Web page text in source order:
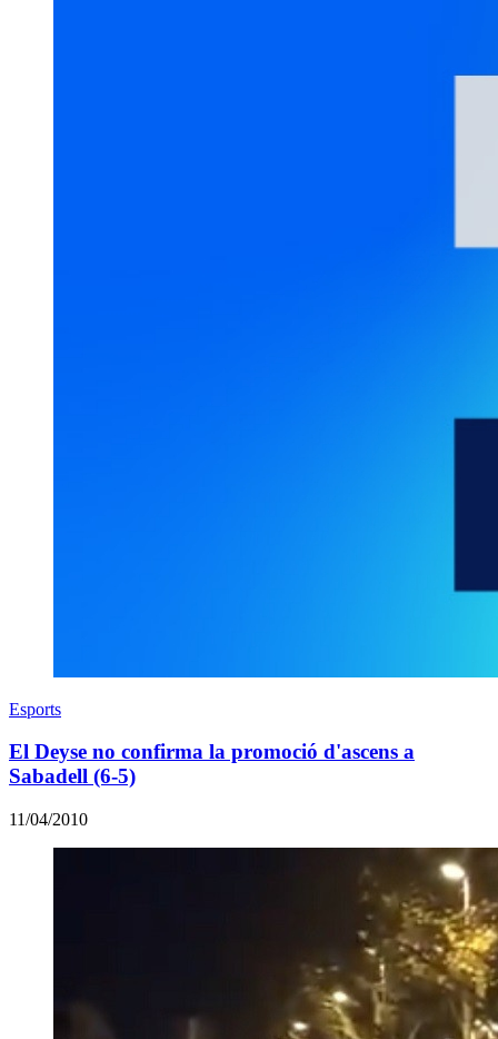
Esports
El Deyse no confirma la promoció d'ascens a
Sabadell (6-5)
11/04/2010